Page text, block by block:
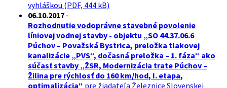
vyhláškou (PDF, 444 kB)
06.10.2017 -
Rozhodnutie vodoprávne stavebné povolenie
líniovej vodnej stavby - objektu „SO 44.37.06.6
Púchov – Považská Bystrica, preložka tlakovej
kanalizácie „PVS“, dočasná preložka – 1. fáza“ ako
súčasť stavby „ŽSR, Modernizácia trate Púchov –
Žilina pre rýchlosť do 160 km/hod, I. etapa,
optimalizácia“ pre žiadateľa Železnice Slovenskej